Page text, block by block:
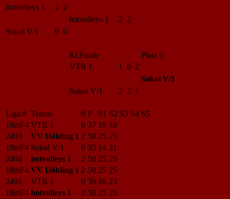
hotvolleys 1
2 2
hotvolleys 1
2 2
Sokol V/1
0 0
Kl.Finale
Platz 3
VTR 1
1 0 2
Sokol V/1
Sokol V/1
2 2 1
Liga/# Teams S P S1 S2 S3 S4 S5
18mF4 VTR 1 0 37 19 18
2403
VV Döbling 1 2 50 25 25
18mF4 Sokol V/1 0 35 14 21
2404
hotvolleys 1 2 50 25 25
18mF4 VV Döbling 1 2 50 25 25
2401
VTR 1 0 39 16 23
18mF4 hotvolleys 1 2 50 25 25